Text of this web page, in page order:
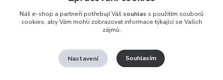
Náš e-shop a partneři potřebují Váš souhlas s použitím souborů
cookies, aby Vám mohli zobrazovat informace týkající se Vašich
zájmů.
Nastavení Souhlasím